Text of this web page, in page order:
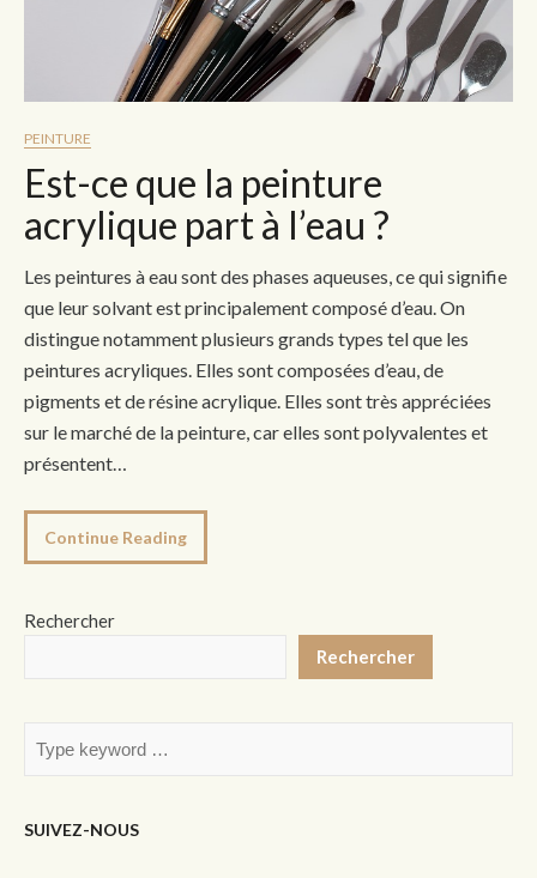
PEINTURE
Est-ce que la peinture
acrylique part à l’eau ?
Les peintures à eau sont des phases aqueuses, ce qui signifie
que leur solvant est principalement composé d’eau. On
distingue notamment plusieurs grands types tel que les
peintures acryliques. Elles sont composées d’eau, de
pigments et de résine acrylique. Elles sont très appréciées
sur le marché de la peinture, car elles sont polyvalentes et
présentent…
Continue Reading
Rechercher
Rechercher
SUIVEZ-NOUS